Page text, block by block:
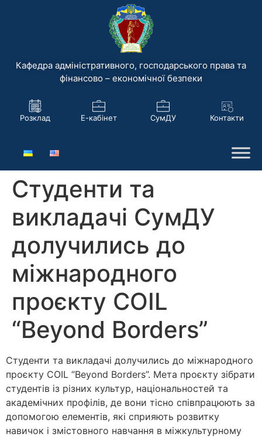
Кафедра адміністративного, господарського права та
фінансово – економічної безпеки
Розклад Е-кабінет СумДУ Контакти
Студенти та
викладачі СумДУ
долучились до
міжнародного
проєкту COIL
“Beyond Borders”
Студенти та викладачі долучились до міжнародного
проєкту COIL “Beyond Borders”. Мета проєкту зібрати
студентів із різних культур, національностей та
академічних профілів, де вони тісно співпрацюють за
допомогою елементів, які сприяють розвитку
навичок і змістовного навчання в міжкультурному